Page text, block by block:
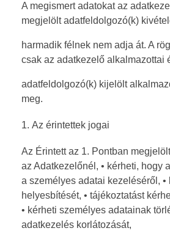
A megismert adatokat az
megjelölt adatfeldolgozó(k)
harmadik félnek nem adja át. A
csak az adatkezelő alkalmazottai
adatfeldolgozó(k) kijelölt
meg.
Az érintettek jogai
Az Érintett az 1. Pontban
az Adatkezelőnél, • kérheti, hogy
a személyes adatai kezeléséről,
helyesbítését, • tájékoztatást
• kérheti személyes adatainak
adatkezelés korlátozását,